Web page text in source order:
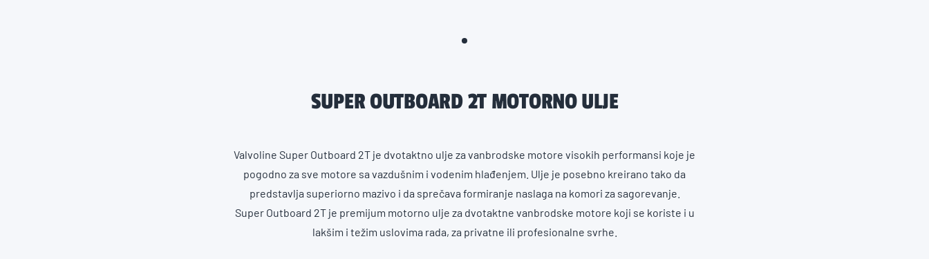
SUPER OUTBOARD 2T MOTORNO ULJE
Valvoline Super Outboard 2T je dvotaktno ulje za vanbrodske motore visokih performansi koje je
pogodno za sve motore sa vazdušnim i vodenim hlađenjem. Ulje je posebno kreirano tako da
predstavlja superiorno mazivo i da sprečava formiranje naslaga na komori za sagorevanje.
Super Outboard 2T je premijum motorno ulje za dvotaktne vanbrodske motore koji se koriste i u
lakšim i težim uslovima rada, za privatne ili profesionalne svrhe.